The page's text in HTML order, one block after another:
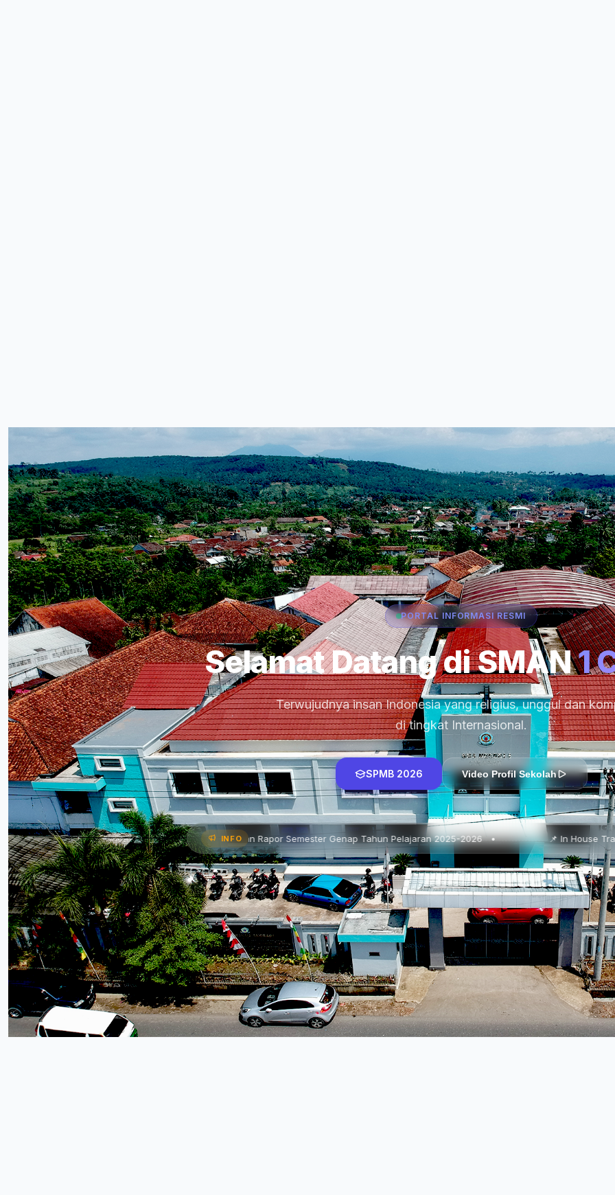
PORTAL INFORMASI RESMI
Selamat Datang di SMAN1
Terwujudnya insan Indonesia yang religius, unggul dan
di tingkat Internasional.
SPMB 2026 Video Profil Sekolah
INFO
Kerja • 📌 Pembagian Rapor Semester Genap Tahun Pelajaran 2025-2026 • 📌 In House Training : Pendidikan